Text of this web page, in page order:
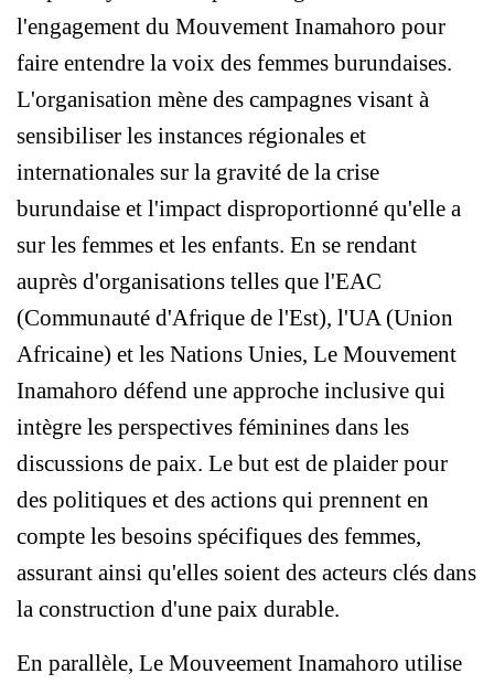
l'engagement du Mouvement Inamahoro pour
faire entendre la voix des femmes burundaises.
L'organisation mène des campagnes visant à
sensibiliser les instances régionales et
internationales sur la gravité de la crise
burundaise et l'impact disproportionné qu'elle a
sur les femmes et les enfants. En se rendant
auprès d'organisations telles que l'EAC
(Communauté d'Afrique de l'Est), l'UA (Union
Africaine) et les Nations Unies, Le Mouvement
Inamahoro défend une approche inclusive qui
intègre les perspectives féminines dans les
discussions de paix. Le but est de plaider pour
des politiques et des actions qui prennent en
compte les besoins spécifiques des femmes,
assurant ainsi qu'elles soient des acteurs clés dans
la construction d'une paix durable.
En parallèle, Le Mouveement Inamahoro utilise